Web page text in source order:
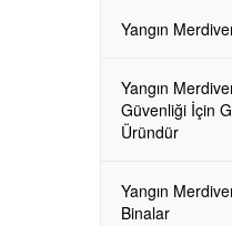
Yangın
Yangın
Güvenliği İçin
Üründür
Yangın
Binalar